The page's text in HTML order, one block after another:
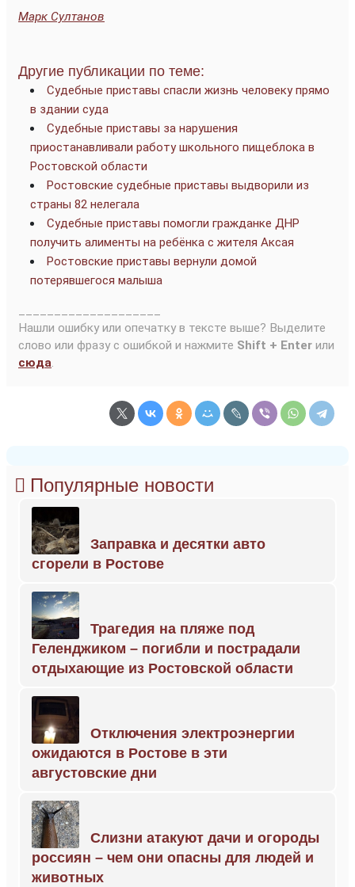
Марк Султанов
Другие публикации по теме:
Судебные приставы спасли жизнь человеку прямо
в здании суда
Судебные приставы за нарушения
приостанавливали работу школьного пищеблока в
Ростовской области
Ростовские судебные приставы выдворили из
страны 82 нелегала
Судебные приставы помогли гражданке ДНР
получить алименты на ребёнка с жителя Аксая
Ростовские приставы вернули домой
потерявшегося малыша
Нашли ошибку или опечатку в тексте выше? Выделите
слово или фразу с ошибкой и нажмите Shift + Enter или
сюда
Популярные новости
Заправка и десятки авто
сгорели в Ростове
Трагедия на пляже под
Геленджиком – погибли и пострадали
отдыхающие из Ростовской области
Отключения электроэнергии
ожидаются в Ростове в эти
августовские дни
Слизни атакуют дачи и огороды
россиян – чем они опасны для людей и
животных